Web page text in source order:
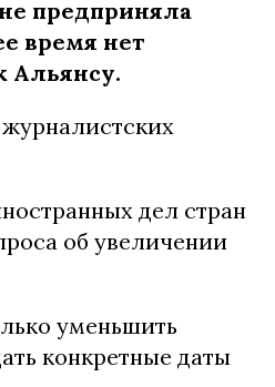
предприняла
время нет
Альянсу.
дел стран
об увеличении
уменьшить
конкретные даты